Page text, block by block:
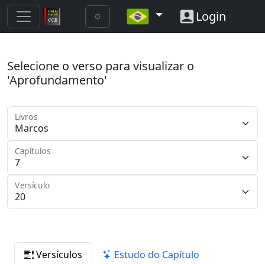
Login
Selecione o verso para visualizar o
'Aprofundamento'
Livros
Capítulos
Versículo
Versículos Estudo do Capítulo